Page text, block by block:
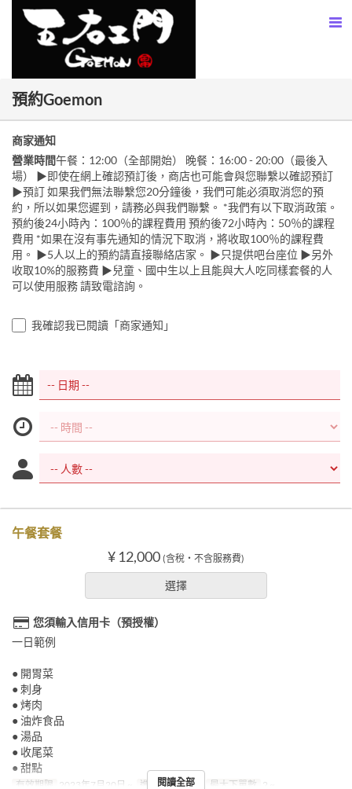
預約Goemon
商家通知
營業時間午餐：12:00（全部開始） 晚餐：16:00 - 20:00（最後入
場） ▶即使在網上確認預訂後，商店也可能會與您聯繫以確認預訂
▶預訂 如果我們無法聯繫您20分鐘後，我們可能必須取消您的預
約，所以如果您遲到，請務必與我們聯繫。 *我們有以下取消政策。
預約後24小時內：100％的課程費用 預約後72小時內：50％的課程
費用 *如果在沒有事先通知的情況下取消，將收取100％的課程費
用。 ▶5人以上的預約請直接聯絡店家。 ▶只提供吧台座位 ▶︎另外
收取10%的服務費 ▶︎兒童、國中生以上且能與大人吃同樣套餐的人
可以使用服務 請致電諮詢。
我確認我已閱讀「商家通知」
午餐套餐
¥ 12,000 (含稅・不含服務費)
選擇
您須輸入信用卡（預授權）
一日範例
● 開胃菜
● 刺身
● 烤肉
● 油炸食品
● 湯品
● 收尾菜
● 甜點
有效期限 2023年7月20日 ~ 進餐時間 午餐 最大下單數 2 ~
閱讀全部